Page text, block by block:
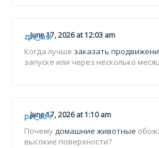
zps_lbsl
June 17, 2026 at 12:03 am
Когда лучше заказать
запуске или через несколько
pet_atPr
June 17, 2026 at 1:10 am
Почемудомашние животные
высокие поверхности?